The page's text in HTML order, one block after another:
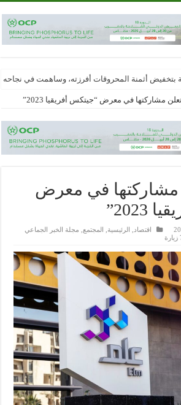
بتخفيض أثمنة المحروقات أفرزته، وساهمت في
مشاركتها في معرض “جيتكس أفريقيا 2023”
مشاركتها في معرض
اقتصاد الرئيسية المجتمع
مجلة الخبر الجماعي